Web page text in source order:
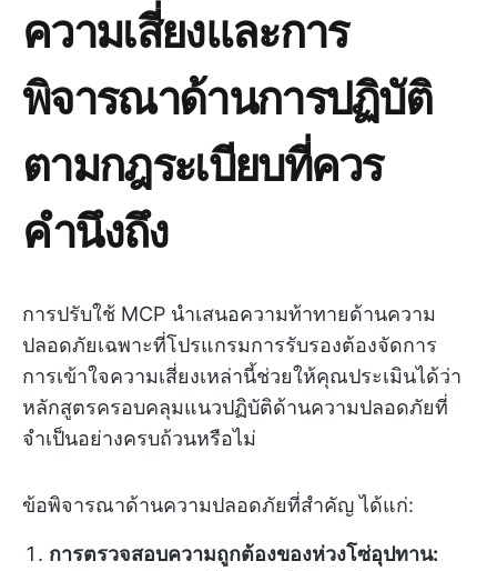
ความเสี่ยงและการ
พิจารณาด้านการปฏิบัติ
ตามกฎระเบียบที่ควร
คำนึงถึง
การปรับใช้ MCP นำเสนอความท้าทายด้านความ
ปลอดภัยเฉพาะที่โปรแกรมการรับรองต้องจัดการ
การเข้าใจความเสี่ยงเหล่านี้ช่วยให้คุณประเมินได้ว่า
หลักสูตรครอบคลุมแนวปฏิบัติด้านความปลอดภัยที่
จำเป็นอย่างครบถ้วนหรือไม่
ข้อพิจารณาด้านความปลอดภัยที่สำคัญ ได้แก่:
การตรวจสอบความถูกต้องของห่วงโซ่อุปทาน: